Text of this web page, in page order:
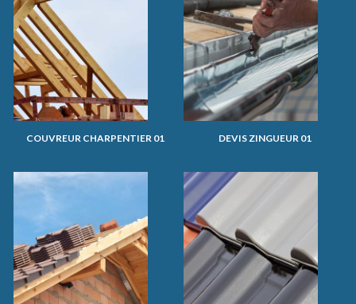
COUVREUR CHARPENTIER 01 DEVIS ZINGUEUR 01